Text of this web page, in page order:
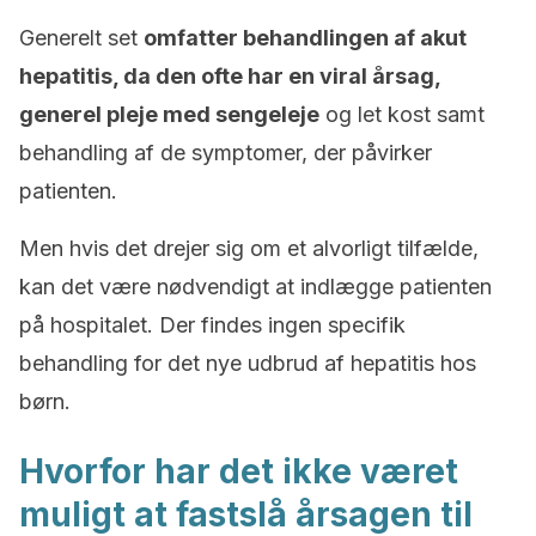
Generelt set omfatter behandlingen af akut
hepatitis, da den ofte har en viral årsag,
generel pleje med sengeleje og let kost samt
behandling af de symptomer, der påvirker
patienten.
Men hvis det drejer sig om et alvorligt tilfælde,
kan det være nødvendigt at indlægge patienten
på hospitalet. Der findes ingen specifik
behandling for det nye udbrud af hepatitis hos
børn.
Hvorfor har det ikke været
muligt at fastslå årsagen til